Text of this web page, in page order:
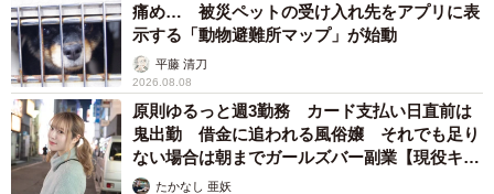
いなテンパり方をしてしまって。でもそのお母さんが「私
も仮面ラ◯ダーシリーズが大好きなんです！」って爆笑し
てくれて、そこから一気にオタトークが炸裂。今では一緒
に映画やヒーローショーを見に行く仲になりました。 オタ
バレ、ヒヤヒヤするけど…時には良縁を呼びますね。(女
性・20代・デザイナー)
痛め… 被災ペットの受け入れ先をアプリに表
示する「動物避難所マップ」が始動
平藤 清刀
2026.08.08
原則ゆるっと週3勤務 カード支払い日直前は
鬼出勤 借金に追われる風俗嬢 それでも足り
ない場合は朝までガールズバー副業【現役キャ
ストに取材】
たかなし 亜妖